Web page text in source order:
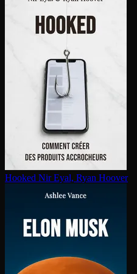
Hooked Nir Eyal, Ryan Hoover